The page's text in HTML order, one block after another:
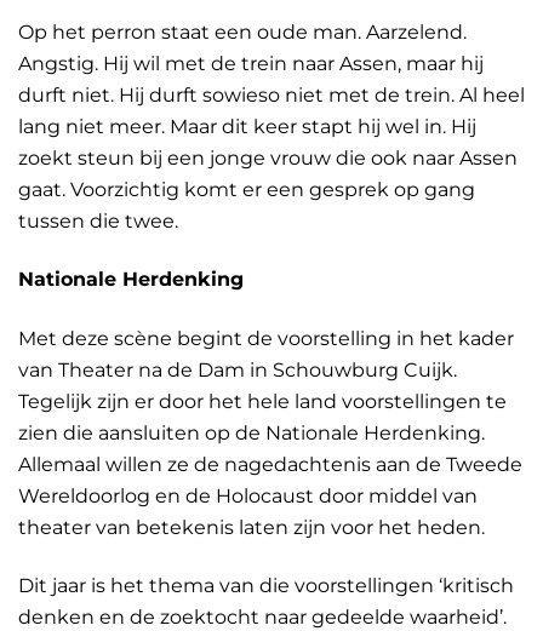
Op het perron staat een oude man. Aarzelend.
Angstig. Hij wil met de trein naar Assen, maar hij
durft niet. Hij durft sowieso niet met de trein. Al heel
lang niet meer. Maar dit keer stapt hij wel in. Hij
zoekt steun bij een jonge vrouw die ook naar Assen
gaat. Voorzichtig komt er een gesprek op gang
tussen die twee.
Nationale Herdenking
Met deze scène begint de voorstelling in het kader
van Theater na de Dam in Schouwburg Cuijk.
Tegelijk zijn er door het hele land voorstellingen te
zien die aansluiten op de Nationale Herdenking.
Allemaal willen ze de nagedachtenis aan de Tweede
Wereldoorlog en de Holocaust door middel van
theater van betekenis laten zijn voor het heden.
Dit jaar is het thema van die voorstellingen ‘kritisch
denken en de zoektocht naar gedeelde waarheid’.